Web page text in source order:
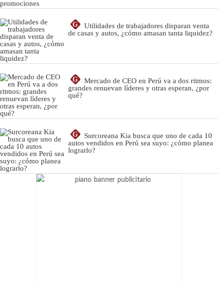
G
Utilidades de trabajadores disparan venta
de casas y autos, ¿cómo amasan tanta liquidez?
G
Mercado de CEO en Perú va a dos ritmos:
grandes renuevan líderes y otras esperan, ¿por
qué?
G
Surcoreana Kia busca que uno de cada 10
autos vendidos en Perú sea suyo: ¿cómo planea
lograrlo?